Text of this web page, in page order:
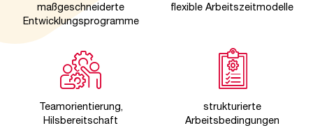
maßgeschneiderte
Entwicklungsprogramme
flexible Arbeitszeitmodelle
Teamorientierung,
Hilsbereitschaft
strukturierte
Arbeitsbedingungen